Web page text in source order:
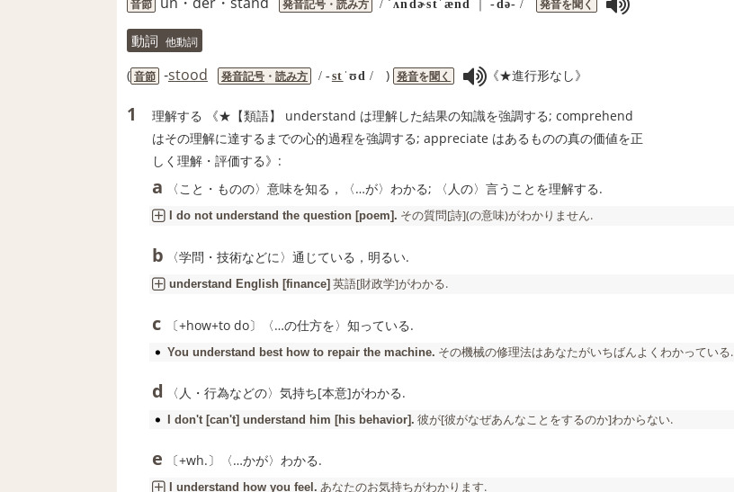
音節 発音記号・読み方 / `ʌndɚstˈænd ‐də‐ / 発音を聞く
動詞 他動詞
( 音節 ‐stood 発音記号 ・ 読み方 / ‐st ˈʊd / ) 発音を聞く 《★進行形なし》
1 理解する 《★ 【類語】
understand は理解した結果の知識を強調する; comprehend
はその理解に達するまでの心的過程を強調する; appreciate はあるものの真の価値を正
しく理解・評価する》:
a 〈こと・ものの〉意味を知る，〈…が〉わかる; 〈人の〉言うことを理解する.
I do not understand the question [poem]. その質問[詩](の意味)がわかりません.
b 〈学問・技術などに〉通じている，明るい.
understand English [finance] 英語[財政学]がわかる.
c 〔+how+to do〕〈…の仕方を〉知っている.
You understand best how to repair the machine. その機械の修理法はあなたがいちばんよくわかっている.
d 〈人・行為などの〉気持ち[本意]がわかる.
I don't [can't] understand him [his behavior]. 彼が[彼がなぜあんなことをするのか]わからない.
e 〔+wh.〕〈…かが〉わかる.
understand how you feel. あなたのお気持ちがわかります.